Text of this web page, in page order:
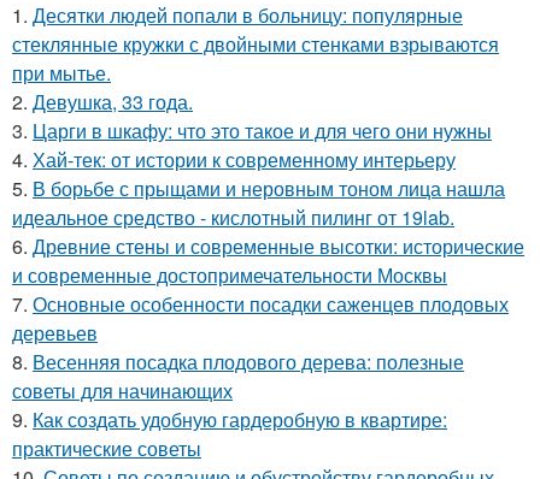
1. Десятки людей попали в больницу: популярные
стеклянные кружки с двойными стенками взрываются
при мытье.
2. Девушка, 33 года.
3. Царги в шкафу: что это такое и для чего они нужны
4. Хай-тек: от истории к современному интерьеру
5. В борьбе с прыщами и неровным тоном лица нашла
идеальное средство - кислотный пилинг от 19lab.
6. Древние стены и современные высотки: исторические
и современные достопримечательности Москвы
7. Основные особенности посадки саженцев плодовых
деревьев
8. Весенняя посадка плодового дерева: полезные
советы для начинающих
9. Как создать удобную гардеробную в квартире:
практические советы